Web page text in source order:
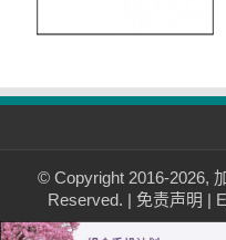
© Copyright 2016-2026,
Reserved. | 免责声明 |